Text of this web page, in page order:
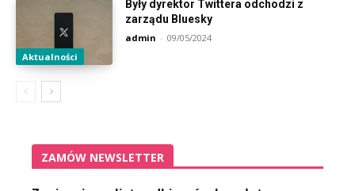
Aktualności
Były dyrektor Twittera odchodzi z
zarządu Bluesky
admin - 09/05/2024
ZAMÓW NEWSLETTER